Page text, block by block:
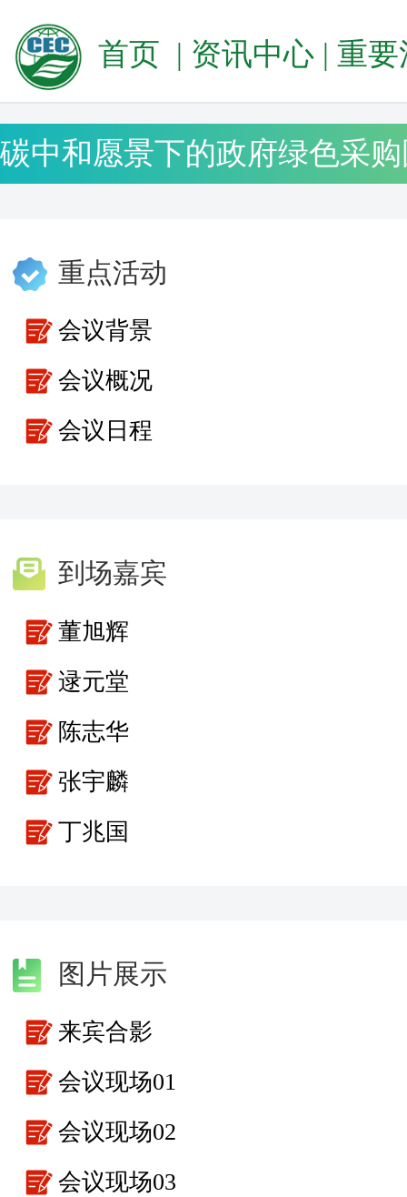
首页 | 资讯中心 | 重要
重点活动
会议背景
会议概况
会议日程
到场嘉宾
董旭辉
逯元堂
陈志华
张宇麟
丁兆国
图片展示
来宾合影
会议现场01
会议现场02
会议现场03